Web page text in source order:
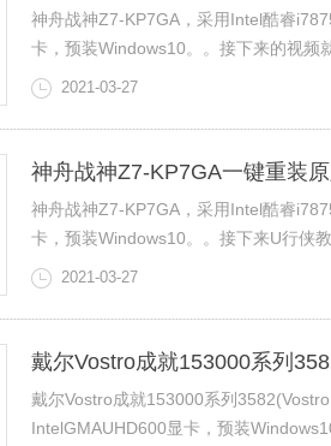
神舟战神Z7-KP7GA，采用Intel酷睿
卡，预装Windows10。。接下来的视频
2021-03-27
神舟战神Z7-KP7GA一键重装
神舟战神Z7-KP7GA，采用Intel酷睿
卡，预装Windows10。。接下来U行侠
看以下详细视频教程。
2021-03-27
戴尔Vostro成就153000系列
戴尔Vostro成就153000系列
IntelGMAUHD600显卡，预装